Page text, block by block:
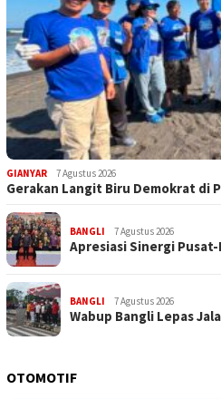
GIANYAR 7 Agustus 2026
Gerakan Langit Biru Demokrat di
BANGLI 7 Agustus 2026
Apresiasi Sinergi
BANGLI 7 Agustus 2026
Wabup Bangli Lepas
OTOMOTIF